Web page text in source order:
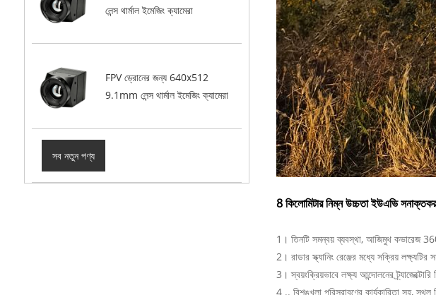
লেন্স থার্মাল ইমেজিং ক্যামেরা
FPV ড্রোনের জন্য 640x512
9.1mm লেন্স থার্মাল ইমেজিং ক্যামেরা
সব নতুন পণ্য
8 কিলোমিটার নিম্ন উচ্চতা ইউএভি
1। তিনটি সমন্বয় ব্যবস্থা, আজিমুথ কভারেজ
2। রাডার স্ক্যানিং রেঞ্জের মধ্যে সক্রিয়
3। স্বয়ংক্রিয়ভাবে লক্ষ্য আন্দোলনের ট্র্যাজেক্টোরি
4 .. বিশৃঙ্খলা পরিস্রাবণের কার্যকারিতা সহ,